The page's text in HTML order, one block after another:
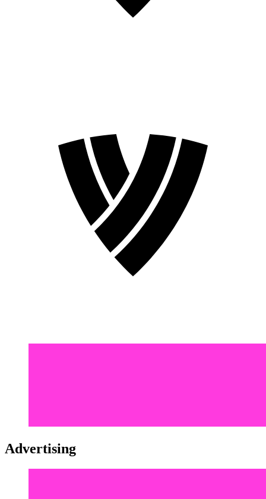
Advertising